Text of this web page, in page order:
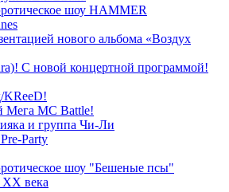
шоу HAMMER
нового альбома «Воздух
С новой концертной программой!
KReeD!
Мега МС Battle!
и группа Чи-Ли
Party
шоу "Бешеные псы"
ХХ века